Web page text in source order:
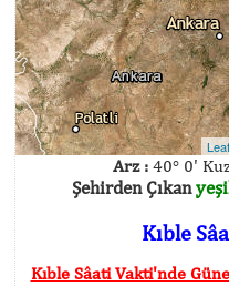
Arz :40° 0'
Şehirden Çıkan
Kıble
Kıble Sâati Vakti'nde